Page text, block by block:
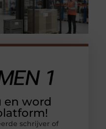
en word
schrijver of